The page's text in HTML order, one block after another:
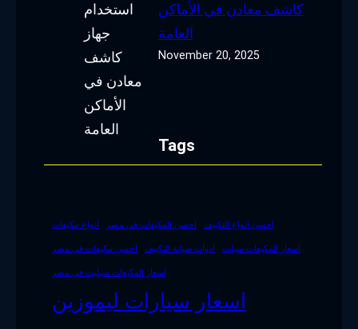
كاشف معادن في الأماكن
العامة
November 20, 2025
Tags
أنواع مكيفات احسن المكيفات في مصر احسن انواع التكييف
احسن مكيفات في مصر ادوات صيانة التكييف اسعار المكيفات سبلت
اسعار المكيفات سبليت في مصر
اسعار سيارات ليموزين